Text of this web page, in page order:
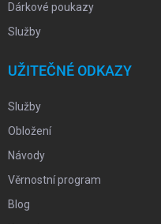
Dárkové poukazy
Služby
UŽITEČNÉ ODKAZY
Služby
Obložení
Návody
Věrnostní program
Blog